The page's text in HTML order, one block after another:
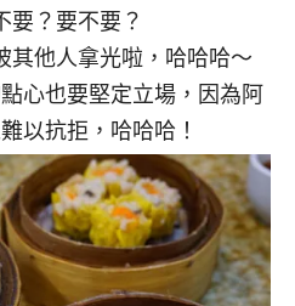
要？要不要？
其他人拿光啦，哈哈哈～
心也要堅定立場，因為阿
以抗拒，哈哈哈！